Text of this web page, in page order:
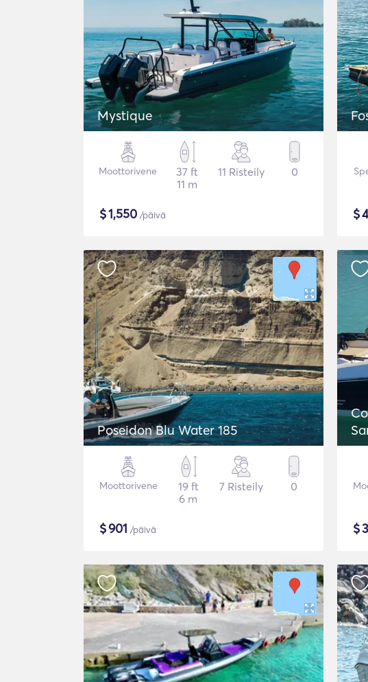
Mystique
Moottorivene
37 ft
11 m
11 Risteily 0
$1,550 /päivä $
Poseidon Blu Water 185
Moottorivene
19 ft
6 m
7 Risteily 0
$901 /päivä $